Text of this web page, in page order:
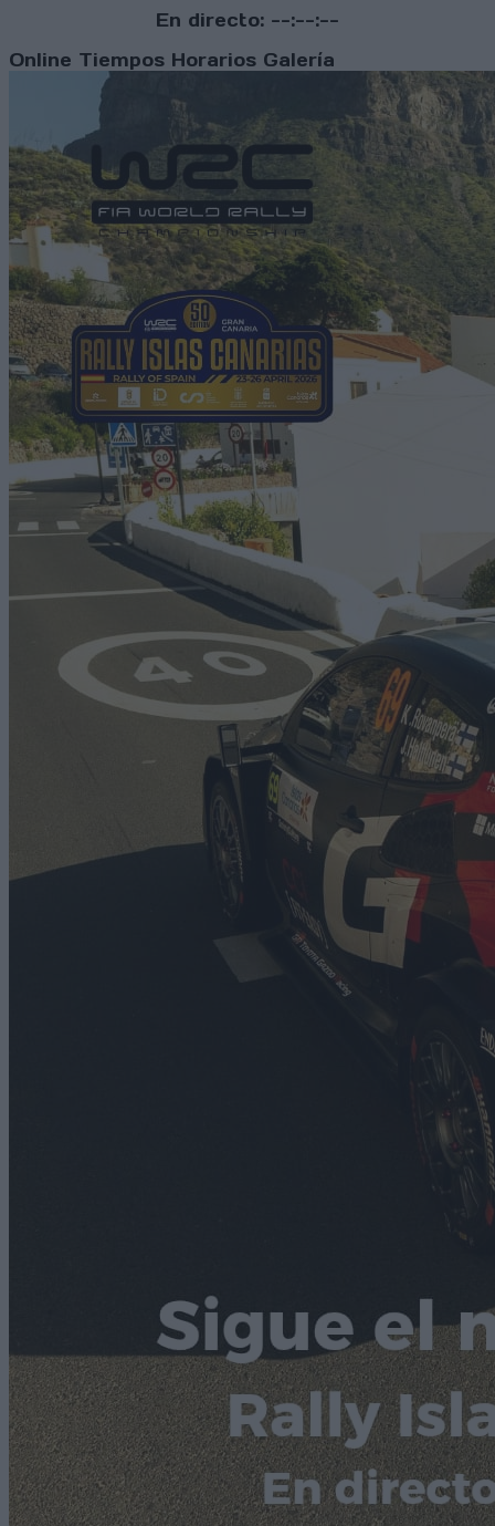
En directo: --:--:--
Online Tiempos Horarios Galería